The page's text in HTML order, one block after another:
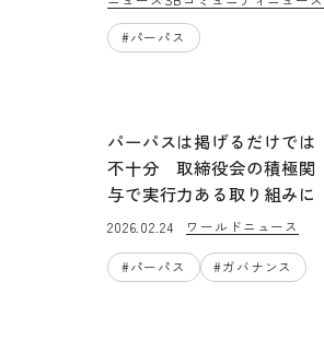
#パーパス
パーパスは掲げるだけでは
不十分 取締役会の積極関
与で実行力ある取り組みに
2026.02.24 ワールドニュース
#パーパス #ガバナンス